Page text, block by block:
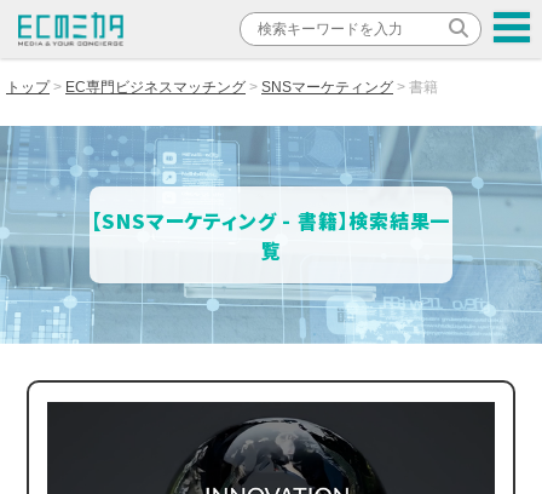
トップ EC専門ビジネスマッチング SNSマーケティング 書籍
【SNSマーケティング - 書籍】検索結果一
覧